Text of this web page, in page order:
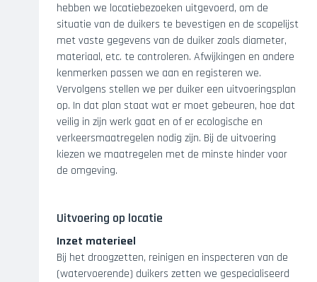
hebben we locatiebezoeken uitgevoerd, om de
situatie van de duikers te bevestigen en de scopelijst
met vaste gegevens van de duiker zoals diameter,
materiaal, etc. te controleren. Afwijkingen en andere
kenmerken passen we aan en registeren we.
Vervolgens stellen we per duiker een uitvoeringsplan
op. In dat plan staat wat er moet gebeuren, hoe dat
veilig in zijn werk gaat en of er ecologische en
verkeersmaatregelen nodig zijn. Bij de uitvoering
kiezen we maatregelen met de minste hinder voor
de omgeving.
Uitvoering op locatie
Inzet materieel
Bij het droogzetten, reinigen en inspecteren van de
(watervoerende) duikers zetten we gespecialiseerd